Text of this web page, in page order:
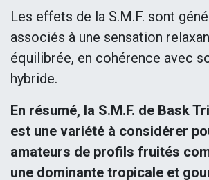
Les effets de la S.M.F. sont
associés à une sensation
équilibrée, en cohérence avec
hybride.
En résumé, la S.M.F. de Bask
est une variété à considérer
amateurs de profils fruités
une dominante tropicale et